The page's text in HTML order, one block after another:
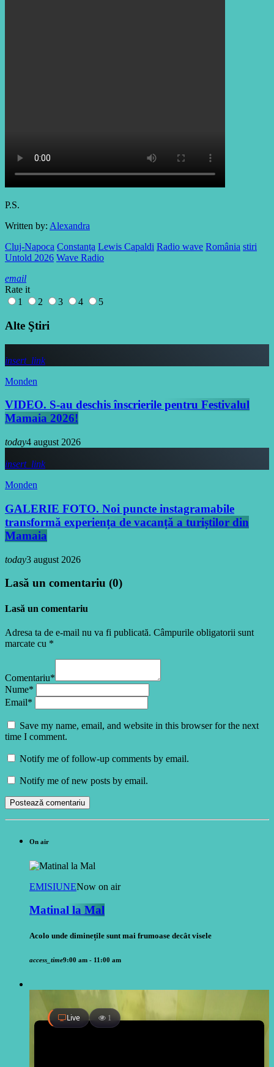
P.S.
Written by: Alexandra
Cluj-Napoca Constanța Lewis Capaldi Radio wave România stiri
Untold 2026 Wave Radio
email
Rate it
1
2 3 4 5
Alte Ştiri
insert_link
Monden
VIDEO. S-au deschis înscrierile pentru Festivalul
Mamaia 2026!
today4 august 2026
insert_link
Monden
GALERIE FOTO. Noi puncte instagramabile
transformă experiența de vacanță a turiștilor din
Mamaia
today3 august 2026
Lasă un comentariu (0)
Lasă un comentariu
Adresa ta de e-mail nu va fi publicată. Câmpurile obligatorii sunt
marcate cu *
Comentariu*
Nume*
Email*
Save my name, email, and website in this browser for the next
time I comment.
Notify me of follow-up comments by email.
Notify me of new posts by email.
On air
EMISIUNENow on air
Matinal la Mal
Acolo unde diminețile sunt mai frumoase decât visele
access_time9:00 am - 11:00 am